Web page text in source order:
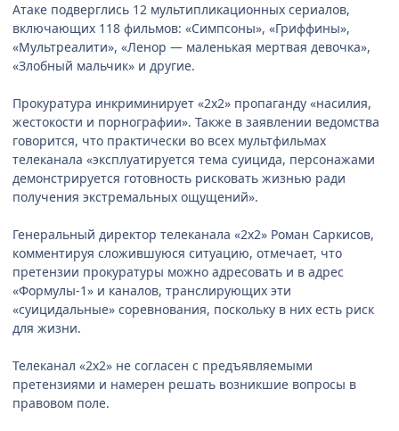
Атаке подверглись 12 мультипликационных сериалов,
включающих 118 фильмов: «Симпсоны», «Гриффины»,
«Мультреалити», «Ленор — маленькая мертвая девочка»,
«Злобный мальчик» и другие.
Прокуратура инкриминирует «2х2» пропаганду «насилия,
жестокости и порнографии». Также в заявлении ведомства
говорится, что практически во всех мультфильмах
телеканала «эксплуатируется тема суицида, персонажами
демонстрируется готовность рисковать жизнью ради
получения экстремальных ощущений».
Генеральный директор телеканала «2х2» Роман Саркисов,
комментируя сложившуюся ситуацию, отмечает, что
претензии прокуратуры можно адресовать и в адрес
«Формулы-1» и каналов, транслирующих эти
«суицидальные» соревнования, поскольку в них есть риск
для жизни.
Телеканал «2х2» не согласен с предъявляемыми
претензиями и намерен решать возникшие вопросы в
правовом поле.